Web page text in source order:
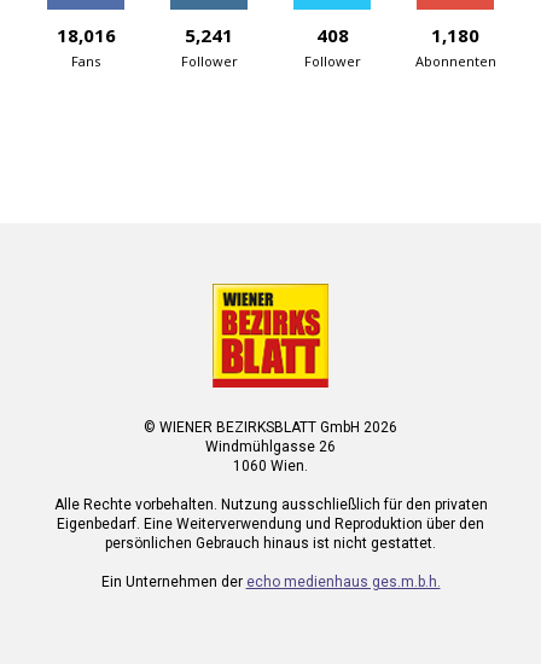
18,016
Fans
5,241
Follower
408
Follower
1,180
Abonnenten
© WIENER BEZIRKSBLATT GmbH 2026
Windmühlgasse 26
1060 Wien.
Alle Rechte vorbehalten. Nutzung ausschließlich für den privaten
Eigenbedarf. Eine Weiterverwendung und Reproduktion über den
persönlichen Gebrauch hinaus ist nicht gestattet.
Ein Unternehmen der echo medienhaus ges.m.b.h.